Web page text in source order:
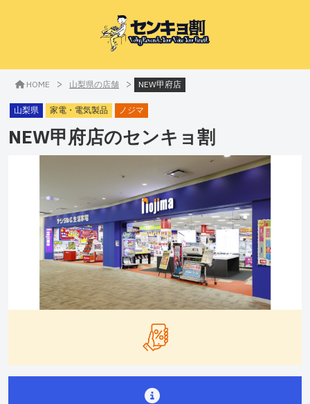
HOME > 山梨県の店舗 > NEW甲府店
山梨県 家電・電気製品 ノジマ
NEW甲府店のセンキョ割